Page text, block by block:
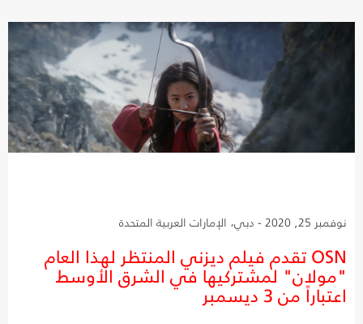
نوفمبر 25, 2020 - دبي، الإمارات العربية المتحدة
OSN تقدم فيلم ديزني المنتظر لهذا العام
"مولان" لمشتركيها في الشرق الأوسط
اعتباراً من 3 ديسمبر